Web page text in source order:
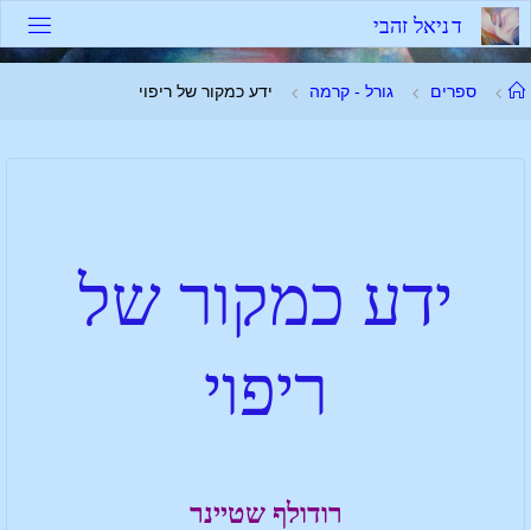
דניאל זהבי
ספרים גורל - קרמה ידע כמקור של ריפוי
ידע כמקור של
ריפוי
רודולף שטיינר